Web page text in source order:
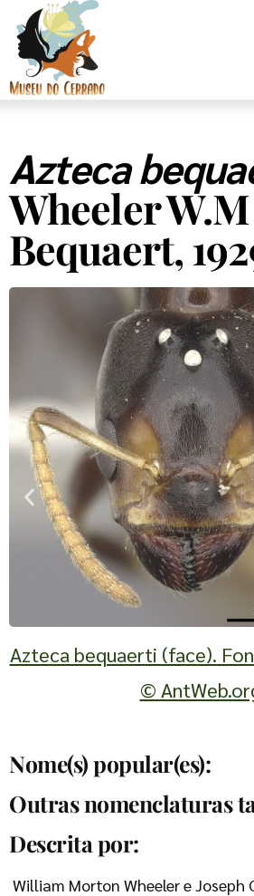
Azteca
Wheeler
Bequaert,
Azteca bequaerti (face).
©
Nome(s) popular(es):
Outras nomenclaturas
Descrita por:
William Morton Wheeler e Joseph